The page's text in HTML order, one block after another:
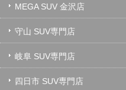
MEGA SUV 金沢店
守山 SUV専門店
岐阜 SUV専門店
四日市 SUV専門店